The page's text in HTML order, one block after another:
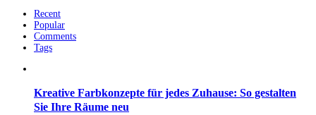
Recent
Popular
Comments
Tags
Kreative Farbkonzepte für jedes Zuhause: So gestalten
Sie Ihre Räume neu